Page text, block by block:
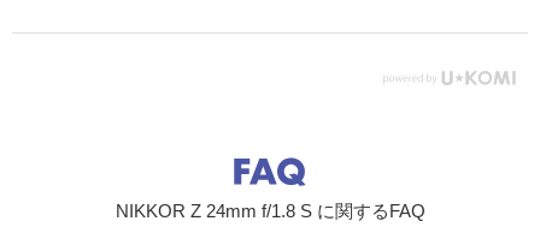
NIKKOR Z 24mm f/1.8 S に関するFAQ